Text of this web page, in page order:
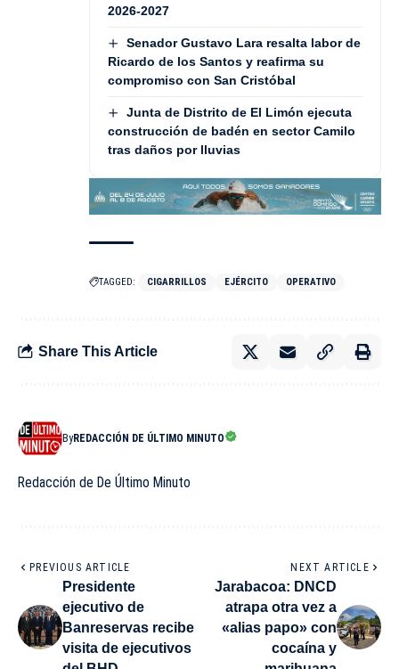
2026-2027
Senador Gustavo Lara resalta labor de
Ricardo de los Santos y reafirma su
compromiso con San Cristóbal
Junta de Distrito de El Limón ejecuta
construcción de badén en sector Camilo
tras daños por lluvias
TAGGED: CIGARRILLOS EJÉRCITO OPERATIVO
Share This Article
ByREDACCIÓN DE ÚLTIMO MINUTO
Redacción de De Último Minuto
PREVIOUS ARTICLE
Presidente
ejecutivo de
Banreservas recibe
visita de ejecutivos
NEXT ARTICLE
Jarabacoa: DNCD
atrapa otra vez a
«alias papo» con
cocaína y